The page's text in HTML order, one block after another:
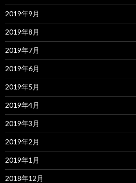
2019年9月
2019年8月
2019年7月
2019年6月
2019年5月
2019年4月
2019年3月
2019年2月
2019年1月
2018年12月